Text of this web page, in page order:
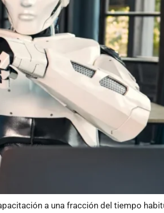
a una fracción del tiempo